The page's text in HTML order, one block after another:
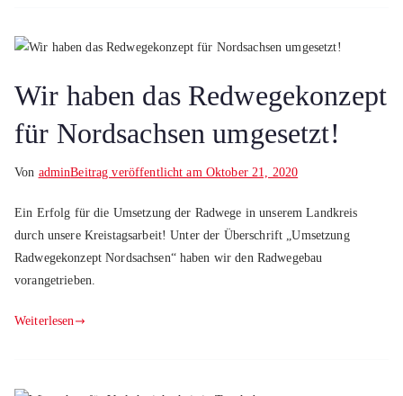
Wir haben das Redwegekonzept
für Nordsachsen umgesetzt!
Von adminBeitrag veröffentlicht am Oktober 21, 2020
Ein Erfolg für die Umsetzung der Radwege in unserem Landkreis
durch unsere Kreistagsarbeit! Unter der Überschrift „Umsetzung
Radwegekonzept Nordsachsen“ haben wir den Radwegebau
vorangetrieben.
Weiterlesen